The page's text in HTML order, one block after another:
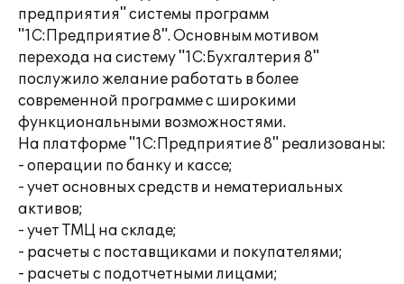
предприятия" системы программ
"1С:Предприятие 8". Основным мотивом
перехода на систему "1С:Бухгалтерия 8"
послужило желание работать в более
современной программе с широкими
функциональными возможностями.
На платформе "1С:Предприятие 8" реализованы:
- операции по банку и кассе;
- учет основных средств и нематериальных
активов;
- учет ТМЦ на складе;
- расчеты с поставщиками и покупателями;
- расчеты с подотчетными лицами;